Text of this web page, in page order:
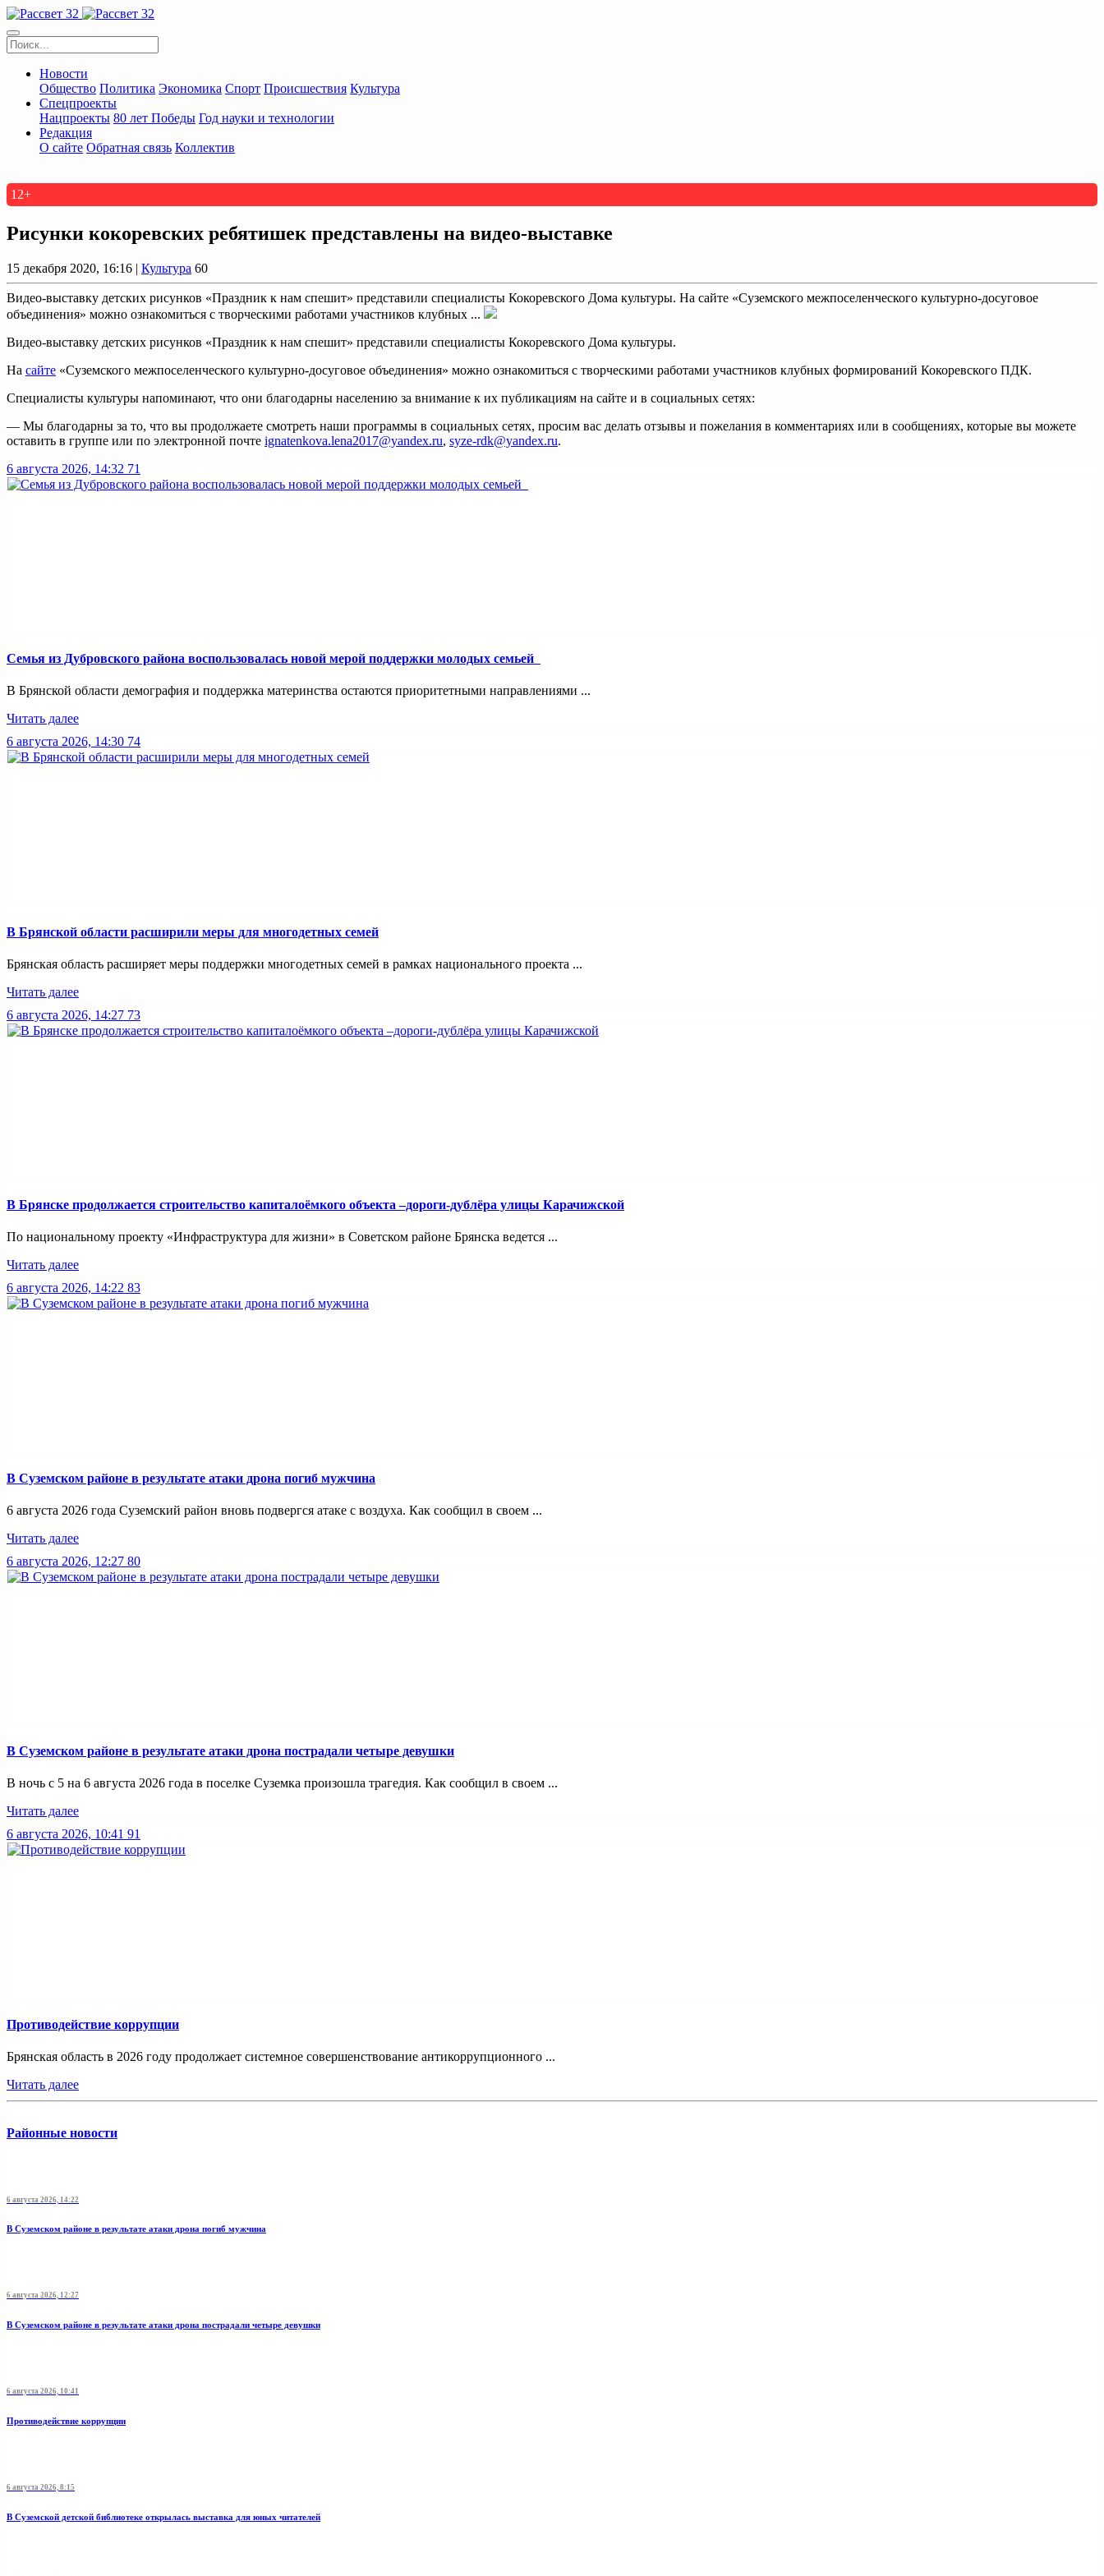
Новости
Общество Политика Экономика Спорт Происшествия Культура
Спецпроекты
Нацпроекты 80 лет Победы Год науки и технологии
Редакция
О сайте Обратная связь Коллектив
12+
Рисунки кокоревских ребятишек представлены на видео-выставке
15 декабря 2020, 16:16 | Культура 60
Видео-выставку детских рисунков «Праздник к нам спешит» представили специалисты Кокоревского Дома культуры. На сайте «Суземского межпоселенческого культурно-досуговое
объединения» можно ознакомиться с творческими работами участников клубных ...
Видео-выставку детских рисунков «Праздник к нам спешит» представили специалисты Кокоревского Дома культуры.
На сайте «Суземского межпоселенческого культурно-досуговое объединения» можно ознакомиться с творческими работами участников клубных формирований Кокоревского ПДК.
Специалисты культуры напоминают, что они благодарны населению за внимание к их публикациям на сайте и в социальных сетях:
— Мы благодарны за то, что вы продолжаете смотреть наши программы в социальных сетях, просим вас делать отзывы и пожелания в комментариях или в сообщениях, которые вы можете
оставить в группе или по электронной почте ignatenkova.lena2017@yandex.ru, syze-rdk@yandex.ru.
6 августа 2026, 14:32 71
Семья из Дубровского района воспользовалась новой мерой поддержки молодых семьей
В Брянской области демография и поддержка материнства остаются приоритетными направлениями ...
Читать далее
6 августа 2026, 14:30 74
В Брянской области расширили меры для многодетных семей
Брянская область расширяет меры поддержки многодетных семей в рамках национального проекта ...
Читать далее
6 августа 2026, 14:27 73
В Брянске продолжается строительство капиталоёмкого объекта –дороги-дублёра улицы Карачижской
По национальному проекту «Инфраструктура для жизни» в Советском районе Брянска ведется ...
Читать далее
6 августа 2026, 14:22 83
В Суземском районе в результате атаки дрона погиб мужчина
6 августа 2026 года Суземский район вновь подвергся атаке с воздуха. Как сообщил в своем ...
Читать далее
6 августа 2026, 12:27 80
В Суземском районе в результате атаки дрона пострадали четыре девушки
В ночь с 5 на 6 августа 2026 года в поселке Суземка произошла трагедия. Как сообщил в своем ...
Читать далее
6 августа 2026, 10:41 91
Противодействие коррупции
Брянская область в 2026 году продолжает системное совершенствование антикоррупционного ...
Читать далее
Районные новости
6 августа 2026, 14:22
В Суземском районе в результате атаки дрона погиб мужчина
6 августа 2026, 12:27
В Суземском районе в результате атаки дрона пострадали четыре девушки
6 августа 2026, 10:41
Противодействие коррупции
6 августа 2026, 8:15
В Суземской детской библиотеке открылась выставка для юных читателей